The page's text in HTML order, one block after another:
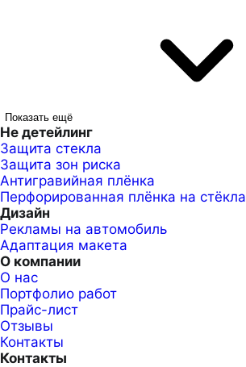
Показать ещё
Не детейлинг
Защита стекла
Защита зон риска
Антигравийная плёнка
Перфорированная плёнка на стёкла
Дизайн
Рекламы на автомобиль
Адаптация макета
О компании
О нас
Портфолио работ
Прайс-лист
Отзывы
Контакты
Контакты